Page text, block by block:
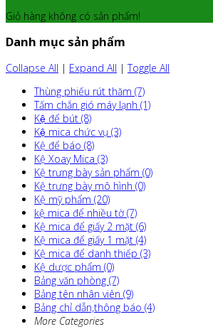
Giỏ hàng không có sản phẩm!
Danh mục sản phẩm
Collapse All | Expand All |Toggle All
Thùng phiếu rút thăm (7)
Tấm chắn gió máy lạnh (1)
Kệ để bút (8)
Kệ mica chức vụ (3)
Kệ để báo (8)
Kệ Xoay Mica (3)
Kệ trưng bày sản phẩm (0)
Kệ trưng bày mô hình (0)
Kệ mỹ phẩm (20)
kệ mica để nhiều tờ (7)
Kệ mica để giấy 2 mặt (6)
Kệ mica để giấy 1 mặt (4)
Kệ mica để danh thiếp (3)
Kệ dược phẩm (0)
Bảng văn phòng (7)
Bảng tên nhân viên (9)
Bảng chỉ dẫn,thông báo (4)
More Categories